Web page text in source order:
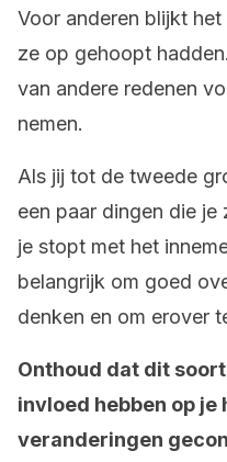
Voor anderen blijkt
ze op gehoopt
van andere redenen
nemen.
Als jij tot de tweede
een paar dingen die
je stopt met het
belangrijk om goed
denken en om erover
Onthoud dat dit
invloed hebben op je
veranderingen